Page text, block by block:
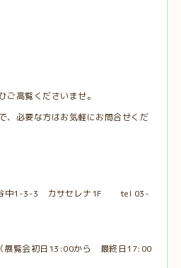
ご高覧くださいませ。
、必要な方はお気軽にお問合せくだ
中1-3-3 カサセレナ1F tel 03-
覧会初日13:00から 最終日17:00